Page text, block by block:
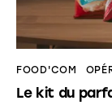
FOOD'COM
Le kit du